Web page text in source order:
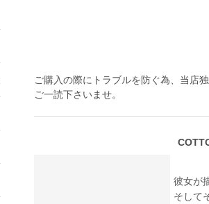
ご購入の際にトラブルを防ぐ為、当店
ご一読下さいませ。
彼女が
そして